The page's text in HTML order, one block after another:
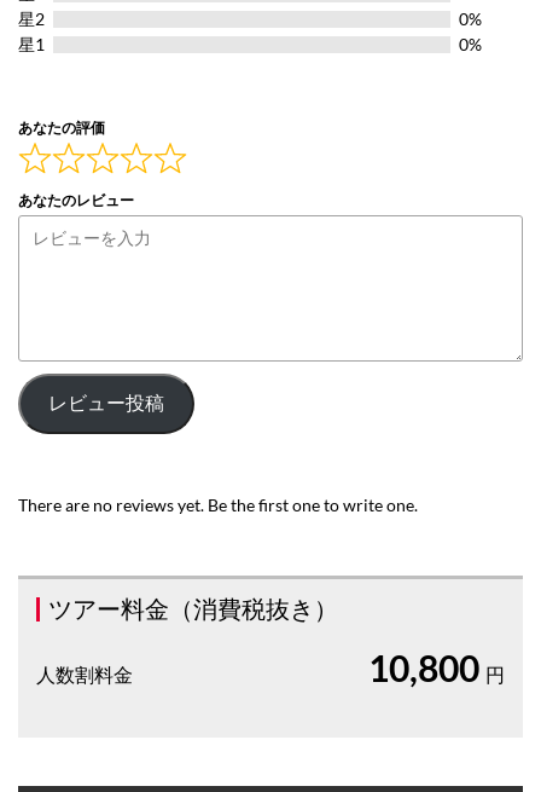
5
星2
0%
星1
0%
あなたの評価
あなたのレビュー
レビュー投稿
There are no reviews yet. Be the first one to write one.
ツアー料金（消費税抜き）
人数割料金 10,800 円